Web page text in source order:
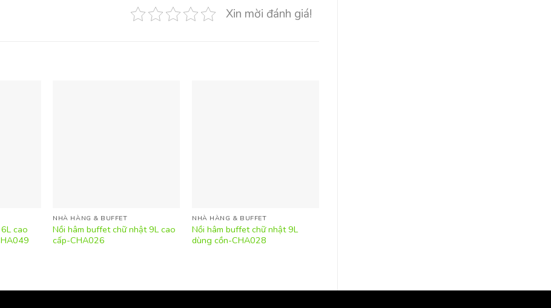
Xin mời đánh giá!
cao
NHÀ HÀNG & BUFFET
Nồi hâm buffet chữ nhật 9L cao
cấp-CHA026
NHÀ HÀNG & BUFFET
Nồi hâm buffet chữ nhật 9L
dùng cồn-CHA028